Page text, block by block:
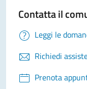
Contatta il
Leggi le
Richiedi
Prenota